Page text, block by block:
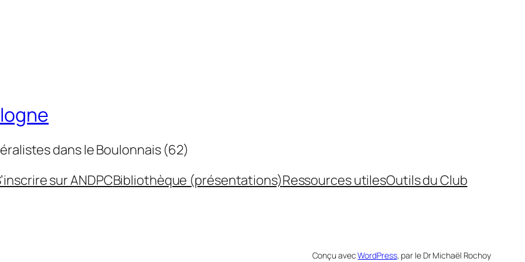
dans le Boulonnais (62)
sur ANDPCBibliothèque (présentations)Ressources utilesOutils du Club
Conçu avecWordPress, par le Dr Michaël Rochoy